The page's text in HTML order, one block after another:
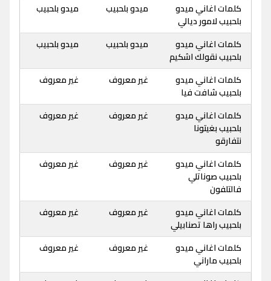
كلمات اغاني ميدو
بلحبيب لامور ديالي
ميدو بلحبيب ميدو بلحبيب
كلمات اغاني ميدو
بلحبيب نقولك اشكيم
ميدو بلحبيب ميدو بلحبيب
كلمات اغاني ميدو
بلحبيب شافت فيا
غير معروف غير معروف
كلمات اغاني ميدو
بلحبيب بغيتونا
نتفارقو
غير معروف غير معروف
كلمات اغاني ميدو
بلحبيب صوناتلي
فالتلفون
غير معروف غير معروف
كلمات اغاني ميدو
بلحبيب راها تصنابيلي
غير معروف غير معروف
كلمات اغاني ميدو
بلحبيب ماراني
غير معروف غير معروف